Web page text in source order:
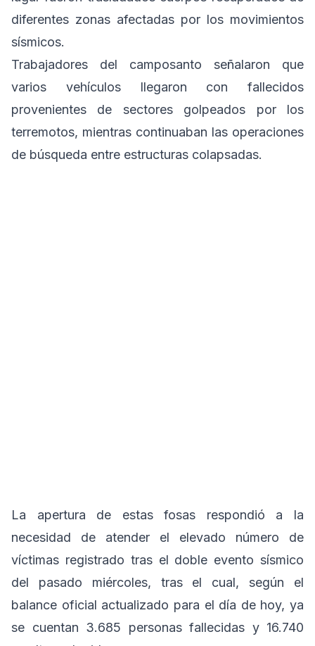
diferentes zonas afectadas por los movimientos
sísmicos.
Trabajadores del camposanto señalaron que
varios vehículos llegaron con fallecidos
provenientes de sectores golpeados por los
terremotos, mientras continuaban las operaciones
de búsqueda entre estructuras colapsadas.
La apertura de estas fosas respondió a la
necesidad de atender el elevado número de
víctimas registrado tras el doble evento sísmico
del pasado miércoles, tras el cual, según el
balance oficial actualizado para el día de hoy, ya
se cuentan 3.685 personas fallecidas y 16.740